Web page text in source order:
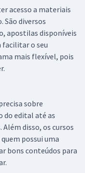
acesso a materiais
São diversos
apostilas disponíveis
facilitar o seu
mais flexível, pois
sobre
do edital até as
disso, os cursos
possui uma
bons conteúdos para